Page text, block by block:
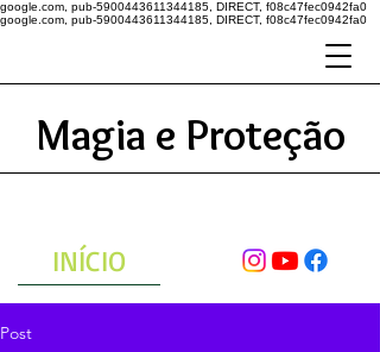
google.com, pub-5900443611344185, DIRECT, f08c47fec0942fa0
google.com, pub-5900443611344185, DIRECT, f08c47fec0942fa0
Magia e Proteção
INÍCIO
Post